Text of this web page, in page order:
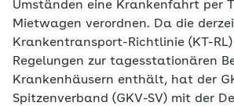
Umständen eine Krankenfahrt per
Mietwagen verordnen. Da die
Krankentransport-Richtlinie (KT-
Regelungen zur tagesstationären
Krankenhäusern enthält, hat der
Spitzenverband (GKV-SV) mit der